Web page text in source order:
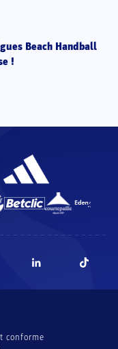
Beach Handball
!
conforme